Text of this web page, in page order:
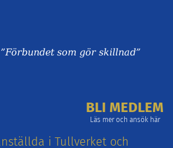
”Förbundet som gör skillnad”
BLI MEDLEM
Läs mer och ansök här
i Tullverket och